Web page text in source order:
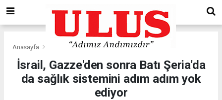
Anasayfa Gündem
İsrail, Gazze'den sonra Batı Şeria'da
da sağlık sistemini adım adım yok
ediyor